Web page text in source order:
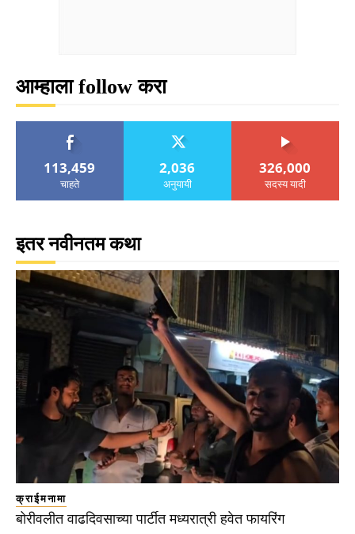
आम्हाला follow करा
113,459
चाहते
2,036
अनुयायी
326,000
सदस्य यादी
इतर नवीनतम कथा
क्राईमनामा
बोरीवलीत वाढदिवसाच्या पार्टीत मध्यरात्री हवेत फायरिंग